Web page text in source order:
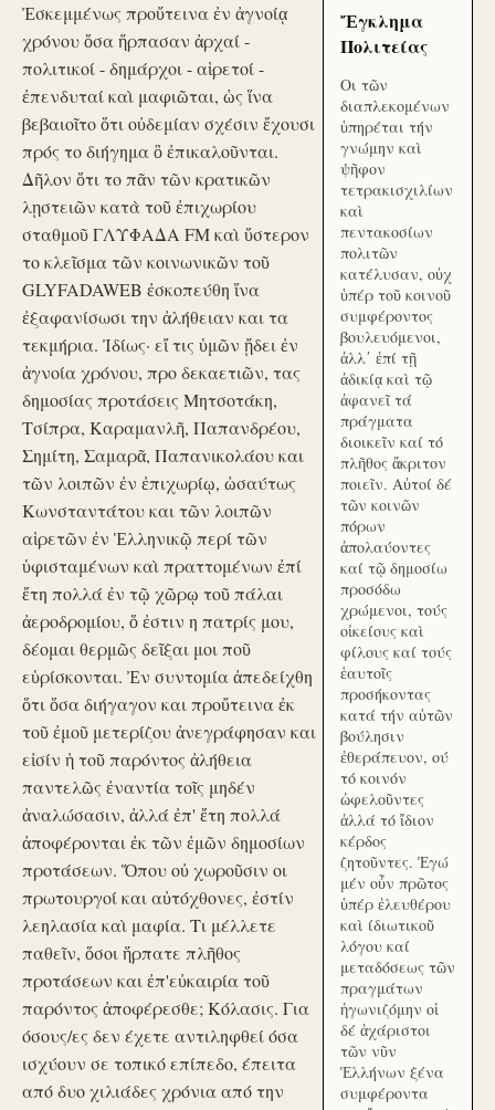
Ἐσκεμμένως προὔτεινα ἐν ἀγνοίᾳ
χρόνου ὅσα ἥρπασαν ἀρχαί -
πολιτικοί - δημάρχοι - αἱρετοί -
ἐπενδυταί καὶ μαφιῶται, ὡς ἵνα
βεβαιοῖτο ὅτι οὐδεμίαν σχέσιν ἔχουσι
πρός το διήγημα ὃ ἐπικαλοῦνται.
Δῆλον ὅτι το πᾶν τῶν κρατικῶν
λῃστειῶν κατὰ τοῦ ἐπιχωρίου
σταθμοῦ ΓΛΥΦΑΔΑ FM καὶ ὕστερον
το κλεῖσμα τῶν κοινωνικῶν τοῦ
GLYFADAWEB ἐσκοπεύθη ἵνα
ἐξαφανίσωσι την ἀλήθειαν και τα
τεκμήρια. Ἰδίως· εἴ τις ὑμῶν ᾔδει ἐν
ἀγνοία χρόνου, προ δεκαετιῶν, τας
δημοσίας προτάσεις Μητσοτάκη,
Τσίπρα, Καραμανλῆ, Παπανδρέου,
Σημίτη, Σαμαρᾶ, Παπανικολάου και
τῶν λοιπῶν ἐν ἐπιχωρίῳ, ὡσαύτως
Κωνσταντάτου και τῶν λοιπῶν
αἱρετῶν ἐν Ἑλληνικῷ περί τῶν
ὑφισταμένων καὶ πραττομένων ἐπί
ἔτη πολλά ἐν τῷ χῶρῳ τοῦ πάλαι
ἀεροδρομίου, ὅ ἐστιν η πατρίς μου,
δέομαι θερμῶς δεῖξαι μοι ποῦ
εὑρίσκονται. Ἐν συντομία ἀπεδείχθη
ὅτι ὅσα διήγαγον και προὔτεινα ἐκ
τοῦ ἐμοῦ μετερίζου ἀνεγράφησαν και
εἰσίν ἡ τοῦ παρόντος ἀλήθεια
παντελῶς ἐναντία τοῖς μηδέν
ἀναλώσασιν, ἀλλά ἐπ' ἔτη πολλά
ἀποφέρονται ἐκ τῶν ἐμῶν δημοσίων
προτάσεων. Ὅπου οὐ χωροῦσιν οι
πρωτουργοί και αὐτόχθονες, ἐστίν
λεηλασία καὶ μαφία. Τι μέλλετε
παθεῖν, ὅσοι ἥρπατε πλῆθος
προτάσεων και ἐπ'εὐκαιρία τοῦ
παρόντος ἀποφέρεσθε; Κόλασις. Για
όσους/ες δεν έχετε αντιληφθεί όσα
ισχύουν σε τοπικό επίπεδο, έπειτα
από δυο χιλιάδες χρόνια από την
Ἔγκλημα
Πολιτείας
Οι τῶν
διαπλεκομένων
ὑπηρέται τήν
γνώμην καὶ
ψῆφον
τετρακισχιλίων
καὶ
πεντακοσίων
πολιτῶν
κατέλυσαν, οὐχ
ὑπέρ τοῦ κοινοῦ
συμφέροντος
βουλευόμενοι,
ἀλλ᾽ ἐπί τῇ
ἀδικίᾳ καὶ τῷ
ἀφανεῖ τά
πράγματα
διοικεῖν καί τό
πλῆθος ἄκριτον
ποιεῖν. Αὐτοί δέ
τῶν κοινῶν
πόρων
ἀπολαύοντες
καί τῷ δημοσίω
προσόδω
χρώμενοι, τούς
οἰκείους καὶ
φίλους καί τούς
ἑαυτοῖς
προσήκοντας
κατά τήν αὑτῶν
βούλησιν
ἐθεράπευον, ού
τό κοινόν
ὠφελοῦντες
ἀλλά τό ἴδιον
κέρδος
ζητοῦντες. Ἐγώ
μέν οὖν πρῶτος
ὑπέρ ἐλευθέρου
καὶ ίδιωτικοῦ
λόγου καί
μεταδόσεως τῶν
πραγμάτων
ἠγωνιζόμην οἱ
δέ ἀχάριστοι
τῶν νῦν
Ἑλλήνων ξένα
συμφέροντα